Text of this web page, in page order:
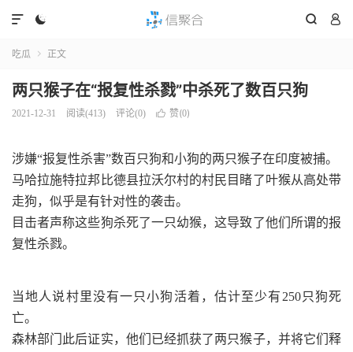
  

吃瓜  正文
两只猴子在“报复性杀戮”中杀死了数百只狗
2021-12-31 阅读(413) 评论(0)  赞(0)
涉嫌“报复性杀害”数百只狗和小狗的两只猴子在印度被捕。
马哈拉施特拉邦比德县拉沃尔村的村民目睹了叶猴从高处带
走狗，似乎是有针对性的袭击。
目击者声称这些狗杀死了一只幼猴，这导致了他们所谓的报
复性杀戮。
当地人说村里没有一只小狗活着，估计至少有250只狗死
亡。
森林部门此后证实，他们已经抓获了两只猴子，并将它们释